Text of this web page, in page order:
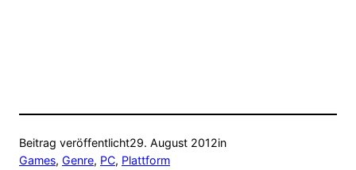
Beitrag veröffentlicht29. August 2012in
Games, Genre, PC, Plattform